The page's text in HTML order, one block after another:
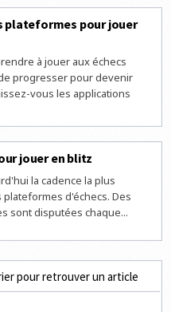
plateformes pour jouer
à jouer aux échecs
progresser pour devenir
vous les applications
jouer en blitz
la cadence la plus
d'échecs. Des
sont disputées chaque...
pour retrouver un article